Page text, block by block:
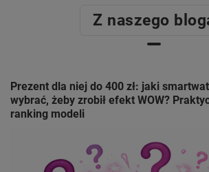
Pozwól mu
Twoje nawyki i
doskonaleniem.
przekonasz się, że
Z naszego
Prezent dla niej do 400 zł: jaki
wybrać, żeby zrobił efekt WOW?
ranking modeli